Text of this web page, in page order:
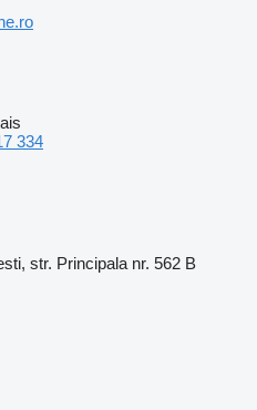
334
str. Principala nr. 562 B